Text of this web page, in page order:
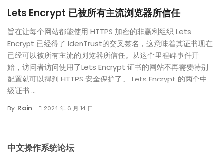
Lets Encrypt 已被所有主流浏览器所信任
旨在让每个网站都能使用 HTTPS 加密的非赢利组织 Lets
Encrypt 已经得了 IdenTrust的交叉签名，这意味着其证书现在
已经可以被所有主流的浏览器所信任。从这个里程碑事件开
始，访问者访问使用了Lets Encrypt 证书的网站不再需要特别
配置就可以得到 HTTPS 安全保护了。 Lets Encrypt 的两个中
级证书 ...
By Rain 2024 年 6 月 14 日
中文操作系统论坛